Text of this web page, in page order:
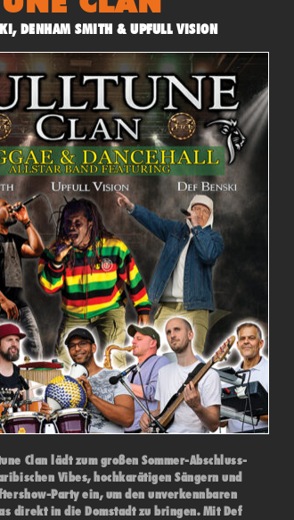
DENHAM SMITH & UPFULL VISION
Clan lädt zum großen Sommer-Abschluss-
Vibes, hochkarätigen Sängern und
Party ein, um den unverkennbaren
direkt in die Domstadt zu bringen. Mit Def